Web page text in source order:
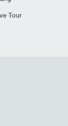
Tour